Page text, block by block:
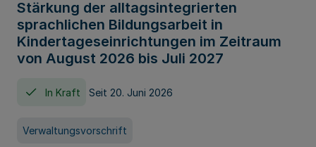
Stärkung der alltagsintegrierten
sprachlichen Bildungsarbeit in
Kindertageseinrichtungen im Zeitraum
von August 2026 bis Juli 2027
In Kraft Seit 20. Juni 2026
Verwaltungsvorschrift